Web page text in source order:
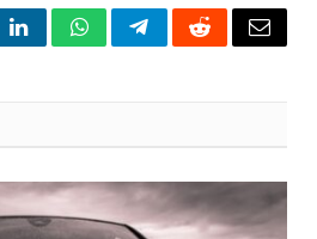
LinkedInWhatsAppTelegramRedditEmail